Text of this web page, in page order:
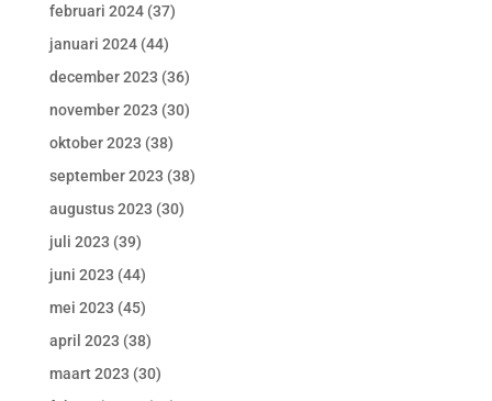
februari 2024(37)
januari 2024(44)
december 2023 (36)
november 2023 (30)
oktober 2023 (38)
september 2023 (38)
augustus 2023 (30)
juli 2023 (39)
juni 2023 (44)
mei 2023 (45)
april 2023 (38)
maart 2023 (30)